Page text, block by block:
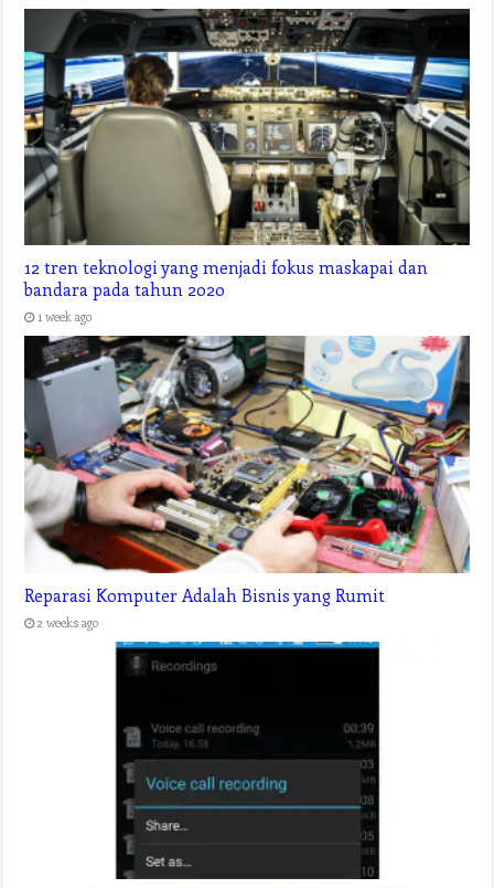
12 tren teknologi yang menjadi fokus maskapai dan
bandara pada tahun 2020
1 week ago
Reparasi Komputer Adalah Bisnis yang Rumit
2 weeks ago